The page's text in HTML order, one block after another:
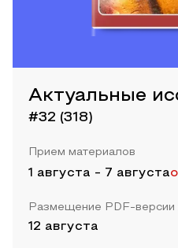
Актуальные
#32 (318)
Прием материалов
1 августа - 7 августа
Размещение PDF-версии
12 августа